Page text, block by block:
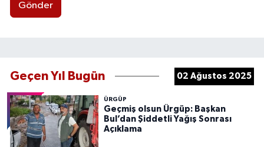
Gönder
Geçen Yıl Bugün 02 Ağustos 2025
ÜRGÜP
Geçmiş olsun Ürgüp: Başkan
Bul’dan Şiddetli Yağış Sonrası
Açıklama